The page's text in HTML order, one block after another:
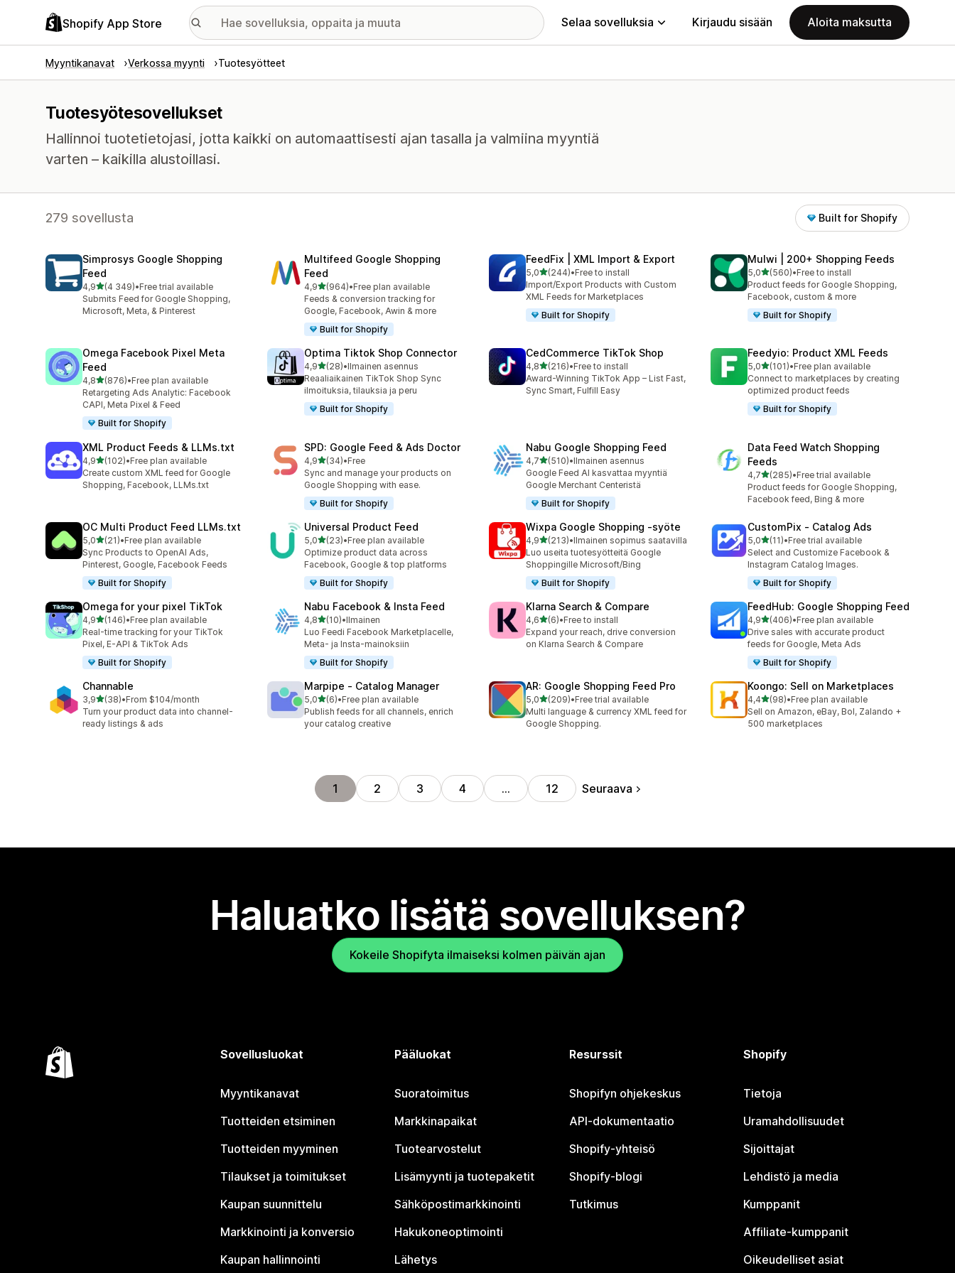
Shopify App Store Selaa sovelluksia Kirjaudu sisään Aloita maksutta
Myyntikanavat Verkossa myynti Tuotesyötteet
Tuotesyötesovellukset
Hallinnoi tuotetietojasi, jotta kaikki on automaattisesti ajan tasalla ja valmiina myyntiä
varten – kaikilla alustoillasi.
279 sovellusta Built for Shopify
Simprosys Google Shopping
Feed
4,9/ 5 tähteä
(4 349)
4349 arvostelua yhteensä
•Free trial available
Submits Feed for Google Shopping,
Microsoft, Meta, & Pinterest
Multifeed Google Shopping
Feed
4,9/ 5 tähteä
(964)
964 arvostelua yhteensä
•Free plan available
Feeds & conversion tracking for
Google, Facebook, Awin & more
Built for Shopify
FeedFix | XML Import & Export
5,0/ 5 tähteä
(244)
244 arvostelua yhteensä
•Free to install
Import/Export Products with Custom
XML Feeds for Marketplaces
Built for Shopify
Mulwi | 200+ Shopping Feeds
5,0/ 5 tähteä
(560)
560 arvostelua yhteensä
•Free to install
Product feeds for Google Shopping,
Facebook, custom & more
Built for Shopify
Omega Facebook Pixel Meta
Feed
4,8/ 5 tähteä
(876)
876 arvostelua yhteensä
•Free plan available
Retargeting Ads Analytic: Facebook
CAPI, Meta Pixel & Feed
Built for Shopify
Optima Tiktok Shop Connector
4,9/ 5 tähteä
(28)
28 arvostelua yhteensä
•Ilmainen asennus
Reaaliaikainen TikTok Shop Sync
ilmoituksia, tilauksia ja peru
Built for Shopify
CedCommerce TikTok Shop
4,8/ 5 tähteä
(216)
216 arvostelua yhteensä
•Free to install
Award-Winning TikTok App – List Fast,
Sync Smart, Fulfill Easy
Feedyio: Product XML Feeds
5,0/ 5 tähteä
(101)
101 arvostelua yhteensä
•Free plan available
Connect to marketplaces by creating
optimized product feeds
Built for Shopify
XML Product Feeds & LLMs.txt
4,9/ 5 tähteä
(102)
102 arvostelua yhteensä
•Free plan available
Create custom XML feed for Google
Shopping, Facebook, LLMs.txt
SPD: Google Feed & Ads Doctor
4,9/ 5 tähteä
(34)
34 arvostelua yhteensä
•Free
Sync and manage your products on
Google Shopping with ease.
Built for Shopify
Nabu Google Shopping Feed
4,7/ 5 tähteä
(510)
510 arvostelua yhteensä
•Ilmainen asennus
Google Feed AI kasvattaa myyntiä
Google Merchant Centeristä
Built for Shopify
Data Feed Watch Shopping
Feeds
4,7/ 5 tähteä
(285)
285 arvostelua yhteensä
•Free trial available
Product feeds for Google Shopping,
Facebook feed, Bing & more
OC Multi Product Feed LLMs.txt
5,0/ 5 tähteä
(21)
21 arvostelua yhteensä
•Free plan available
Sync Products to OpenAI Ads,
Pinterest, Google, Facebook Feeds
Built for Shopify
Universal Product Feed
5,0/ 5 tähteä
(23)
23 arvostelua yhteensä
•Free plan available
Optimize product data across
Facebook, Google & top platforms
Built for Shopify
Wixpa Google Shopping ‑syöte
4,9/ 5 tähteä
(213)
213 arvostelua yhteensä
•Ilmainen sopimus saatavilla
Luo useita tuotesyötteitä Google
Shoppingille Microsoft/Bing
Built for Shopify
CustomPix ‑ Catalog Ads
5,0/ 5 tähteä
(11)
11 arvostelua yhteensä
•Free trial available
Select and Customize Facebook &
Instagram Catalog Images.
Built for Shopify
Omega for your pixel TikTok
4,9/ 5 tähteä
(146)
146 arvostelua yhteensä
•Free plan available
Real-time tracking for your TikTok
Pixel, E-API & TikTok Ads
Built for Shopify
Nabu Facebook & Insta Feed
4,8/ 5 tähteä
(10)
10 arvostelua yhteensä
•Ilmainen
Luo Feedi Facebook Marketplacelle,
Meta- ja Insta-mainoksiin
Built for Shopify
Klarna Search & Compare
4,6/ 5 tähteä
(6)
6 arvostelua yhteensä
•Free to install
Expand your reach, drive conversion
on Klarna Search & Compare
FeedHub: Google Shopping Feed
4,9/ 5 tähteä
(406)
406 arvostelua yhteensä
•Free plan available
Drive sales with accurate product
feeds for Google, Meta Ads
Built for Shopify
Channable
3,9/ 5 tähteä
(38)
38 arvostelua yhteensä
•From $104/month
Turn your product data into channel-
ready listings & ads
Marpipe ‑ Catalog Manager
5,0/ 5 tähteä
(6)
6 arvostelua yhteensä
•Free plan available
Publish feeds for all channels, enrich
your catalog creative
AR: Google Shopping Feed Pro
5,0/ 5 tähteä
(209)
209 arvostelua yhteensä
•Free trial available
Multi language & currency XML feed for
Google Shopping.
Koongo: Sell on Marketplaces
4,4/ 5 tähteä
(98)
98 arvostelua yhteensä
•Free plan available
Sell on Amazon, eBay, Bol, Zalando +
500 marketplaces
1 2 3 4 … 12 Seuraava
Haluatko lisätä sovelluksen?
Kokeile Shopifyta ilmaiseksi kolmen päivän ajan
Sovellusluokat
Myyntikanavat
Tuotteiden etsiminen
Tuotteiden myyminen
Tilaukset ja toimitukset
Kaupan suunnittelu
Markkinointi ja konversio
Kaupan hallinnointi
Pääluokat
Suoratoimitus
Markkinapaikat
Tuotearvostelut
Lisämyynti ja tuotepaketit
Sähköpostimarkkinointi
Hakukoneoptimointi
Lähetys
Resurssit
Shopifyn ohjekeskus
API-dokumentaatio
Shopify-yhteisö
Shopify-blogi
Tutkimus
Shopify
Tietoja
Uramahdollisuudet
Sijoittajat
Lehdistö ja media
Kumppanit
Affiliate-kumppanit
Oikeudelliset asiat